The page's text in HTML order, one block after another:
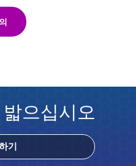
으십시오
기